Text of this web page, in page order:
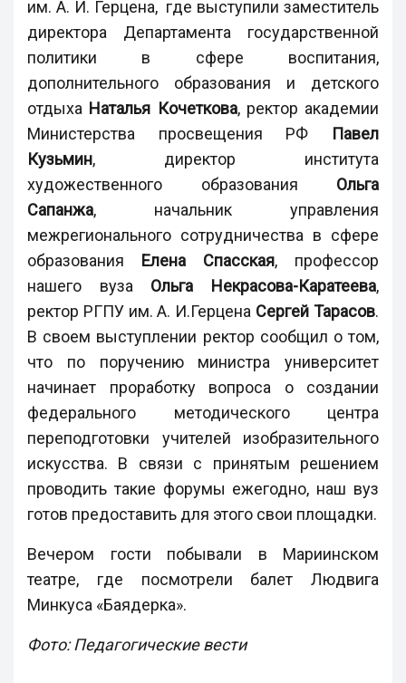
им. А. И. Герцена, где выступили заместитель
директора Департамента государственной
политики в сфере воспитания,
дополнительного образования и детского
отдыха Наталья Кочеткова, ректор академии
Министерства просвещения РФ Павел
Кузьмин, директор института
художественного образования Ольга
Сапанжа, начальник управления
межрегионального сотрудничества в сфере
образования Елена Спасская, профессор
нашего вуза Ольга Некрасова-Каратеева,
ректор РГПУ им. А. И.Герцена Сергей Тарасов.
В своем выступлении ректор сообщил о том,
что по поручению министра университет
начинает проработку вопроса о создании
федерального методического центра
переподготовки учителей изобразительного
искусства. В связи с принятым решением
проводить такие форумы ежегодно, наш вуз
готов предоставить для этого свои площадки.
Вечером гости побывали в Мариинском
театре, где посмотрели балет Людвига
Минкуса «Баядерка».
Фото: Педагогические вести